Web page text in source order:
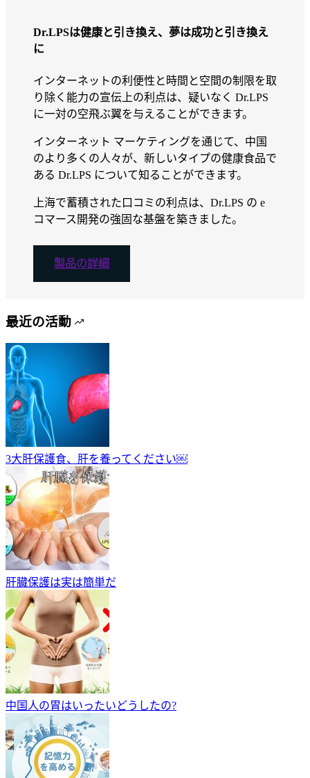
Dr.LPSは健康と引き換え、夢は成功と引き換え
に
インターネットの利便性と時間と空間の制限を取
り除く能力の宣伝上の利点は、疑いなく Dr.LPS
に一対の空飛ぶ翼を与えることができます。
インターネット マーケティングを通じて、中国
のより多くの人々が、新しいタイプの健康食品で
ある Dr.LPS について知ることができます。
上海で蓄積された口コミの利点は、Dr.LPS の e
コマース開発の強固な基盤を築きました。
製品の詳細
最近の活動
3大肝保護食、肝を養ってください￼
肝臓保護は実は簡単だ
中国人の胃はいったいどうしたの?